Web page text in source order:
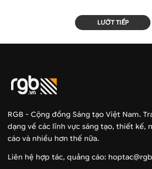
LƯỚT TIẾP
RGB - Cộng đồng Sáng tạo Việt Nam.
dạng về các lĩnh vực sáng tạo, thiết kế,
cáo và nhiều hơn thế nữa.
Liên hệ hợp tác, quảng cáo: